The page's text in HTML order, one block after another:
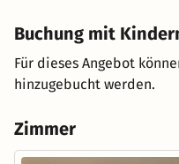
Buchung mit
Für dieses Angebot
hinzugebucht werden.
Zimmer